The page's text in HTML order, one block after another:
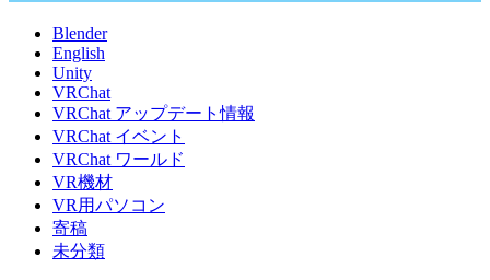
Blender
English
Unity
VRChat
VRChat アップデート情報
VRChat イベント
VRChat ワールド
VR機材
VR用パソコン
寄稿
未分類